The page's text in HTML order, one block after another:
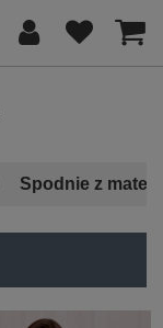
Spodnie z